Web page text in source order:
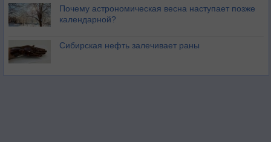
Почему астрономическая весна наступает позже
календарной?
Сибирская нефть залечивает раны